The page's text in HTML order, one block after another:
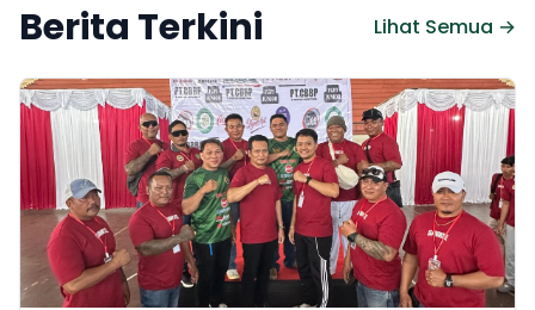
Berita Terkini Lihat Semua →